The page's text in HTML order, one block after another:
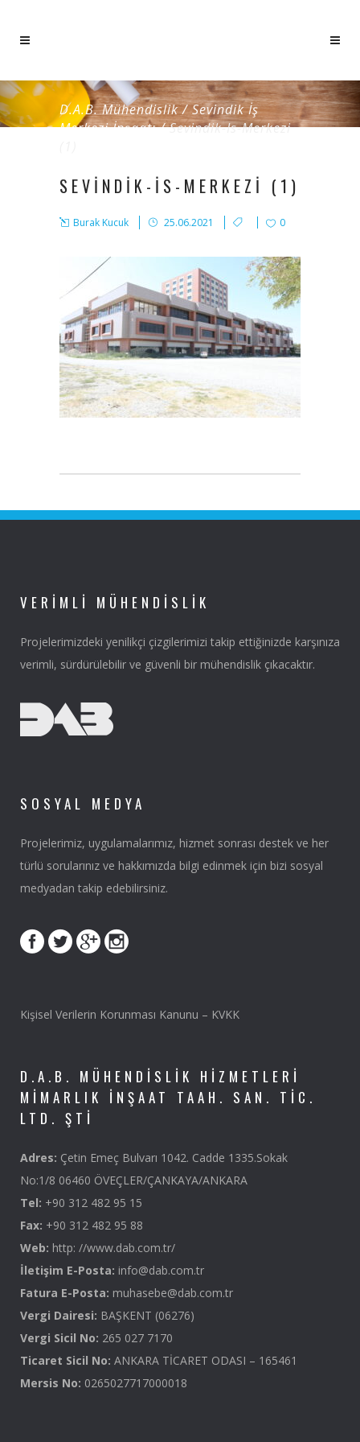
D.A.B. Mühendislik/Sevindik İş
Merkezi İnşaatı/Sevindik-Is-Merkezi
SEVINDIK-IS-MERKEZI (1)
Burak Kucuk 25.06.2021 0
VERIMLI MÜHENDISLIK
Projelerimizdeki yenilikçi çizgilerimizi takip ettiğinizde karşınıza
verimli, sürdürülebilir ve güvenli bir mühendislik çıkacaktır.
SOSYAL MEDYA
Projelerimiz, uygulamalarımız, hizmet sonrası destek ve her
türlü sorularınız ve hakkımızda bilgi edinmek için bizi sosyal
medyadan takip edebilirsiniz.
Kişisel Verilerin Korunması Kanunu – KVKK
D.A.B. MÜHENDISLIK HIZMETLERI
MIMARLIK İNŞAAT TAAH. SAN. TIC.
LTD. ŞTI
Adres: Çetin Emeç Bulvarı 1042. Cadde 1335.Sokak
No:1/8 06460 ÖVEÇLER/ÇANKAYA/ANKARA
Tel: +90 312 482 95 15
Fax: +90 312 482 95 88
Web: http: //www.dab.com.tr/
İletişim E-Posta: info@dab.com.tr
Fatura E-Posta: muhasebe@dab.com.tr
Vergi Dairesi: BAŞKENT (06276)
Vergi Sicil No: 265 027 7170
Ticaret Sicil No: ANKARA TİCARET ODASI – 165461
Mersis No: 0265027717000018